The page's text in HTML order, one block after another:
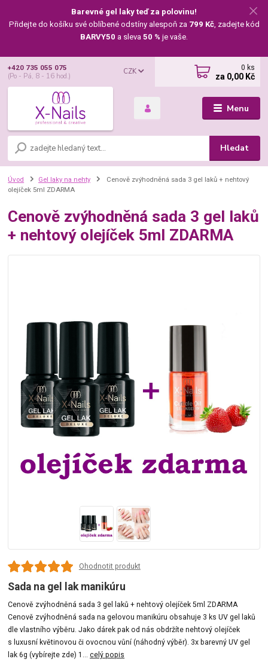
Barevné gel laky teď za polovinu!
Přidejte do košíku své oblíbené odstíny alespoň za 799 Kč, zadejte kód
BARVY50 a sleva 50 % je vaše.
Menu
CZK
Hledat
+420 735 055 075
(Po - Pá, 8 - 16 hod.)
0 ks
za 0,00 Kč
Úvod Gel laky na nehty
Cenově zvýhodněná sada 3 gel laků + nehtový
olejíček 5ml ZDARMA
Cenově zvýhodněná sada 3 gel laků
+ nehtový olejíček 5ml ZDARMA
Ohodnotit produkt
Sada na gel lak manikúru
Cenově zvýhodněná sada 3 gel laků + nehtový olejíček 5ml ZDARMA
Cenově zvýhodněná sada na gelovou manikúru obsahuje 3 ks UV gel laků
dle vlastního výběru. Jako dárek pak od nás obdržíte nehtový olejíček
s luxusní květinovou či ovocnou vůní (náhodný výběr). 3x barevný UV gel
lak 6g (vybírejte zde) 1...celý popis